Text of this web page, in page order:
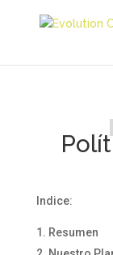
Indice:
Resumen